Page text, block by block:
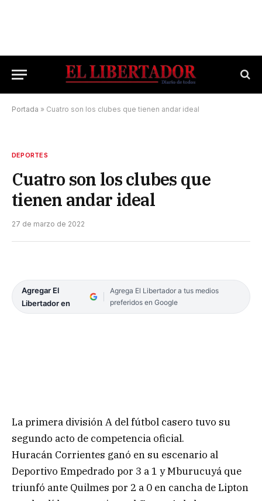
Portada » Cuatro son los clubes que tienen andar ideal
DEPORTES
Cuatro son los clubes que
tienen andar ideal
27 de marzo de 2022
Agregar El
Libertador en
Agrega El Libertador a tus medios
preferidos en Google
La primera división A del fútbol casero tuvo su
segundo acto de competencia oficial.
Huracán Corrientes ganó en su escenario al
Deportivo Empedrado por 3 a 1 y Mburucuyá que
triunfó ante Quilmes por 2 a 0 en cancha de Lipton